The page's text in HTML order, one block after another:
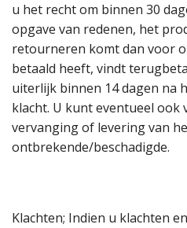
u het recht om binnen 30
opgave van redenen, het
retourneren komt dan voor
betaald heeft, vindt
uiterlijk binnen 14 dagen na
klacht. U kunt eventueel ook
vervanging of levering van
ontbrekende/beschadigde.
Klachten; Indien u klachten